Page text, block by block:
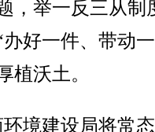
，举一反三从制
好一件、带动
植沃土。
境建设局将常